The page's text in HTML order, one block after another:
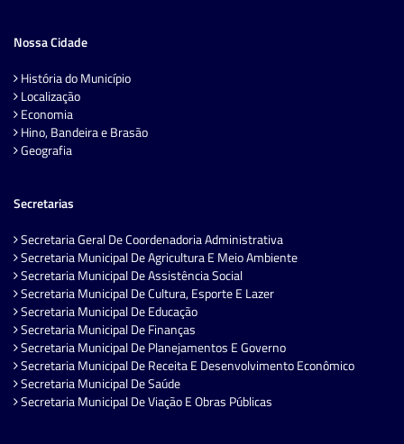
Nossa Cidade
História do Município
Localização
Economia
Hino, Bandeira e Brasão
Geografia
Secretarias
Secretaria Geral De Coordenadoria Administrativa
Secretaria Municipal De Agricultura E Meio Ambiente
Secretaria Municipal De Assistência Social
Secretaria Municipal De Cultura, Esporte E Lazer
Secretaria Municipal De Educação
Secretaria Municipal De Finanças
Secretaria Municipal De Planejamentos E Governo
Secretaria Municipal De Receita E Desenvolvimento Econômico
Secretaria Municipal De Saúde
Secretaria Municipal De Viação E Obras Públicas